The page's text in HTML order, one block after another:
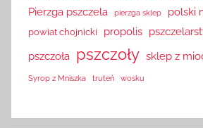
Pierzga pszczela pierzga sklep polski
powiat chojnicki propolis
pszczoła pszczoły sklep z
Syrop z Mniszka truteń wosku